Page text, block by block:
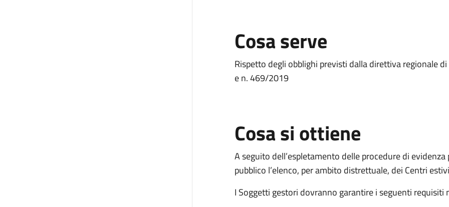
Cosa serve
Rispetto degli obblighi previsti dalla direttiva regionale
e n. 469/2019
Cosa si ottiene
A seguito dell’espletamento delle procedure di
pubblico l’elenco, per ambito distrettuale, dei Centri
I Soggetti gestori dovranno garantire i seguenti requisiti